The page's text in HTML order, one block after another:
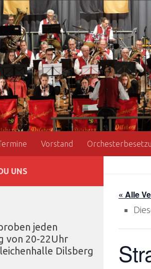
Vorstand
« Alle
UNS
jeden
von 20-22Uhr
Dilsberg